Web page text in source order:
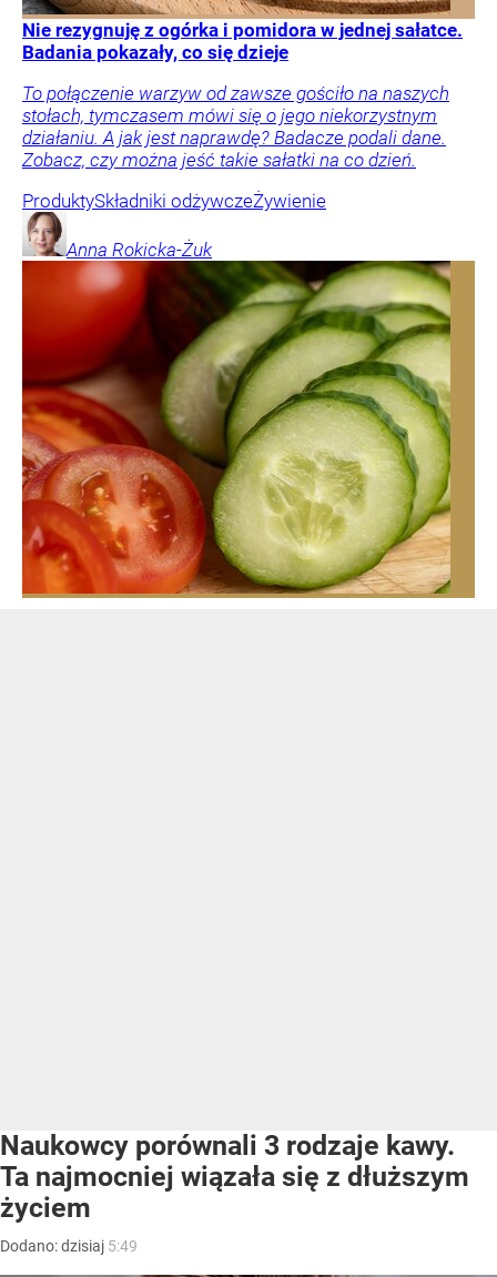
Nie rezygnuję z ogórka i pomidora w jednej sałatce.
Badania pokazały, co się dzieje
To połączenie warzyw od zawsze gościło na naszych
stołach, tymczasem mówi się o jego niekorzystnym
działaniu. A jak jest naprawdę? Badacze podali dane.
Zobacz, czy można jeść takie sałatki na co dzień.
ProduktySkładniki odżywczeŻywienie
Anna Rokicka-Żuk
Naukowcy porównali 3 rodzaje kawy.
Ta najmocniej wiązała się z dłuższym
życiem
Dodano:dzisiaj 5:49